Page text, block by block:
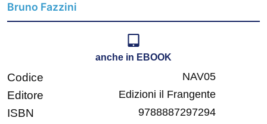
Bruno Fazzini
anche in EBOOK
Codice NAV05
Editore Edizioni il Frangente
ISBN 9788887297294